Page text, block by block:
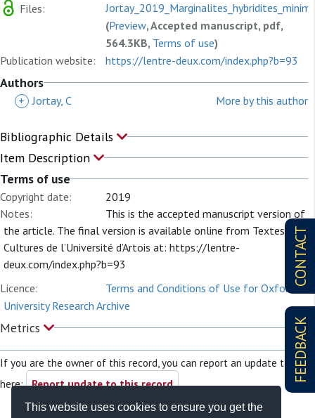
This website uses cookies to ensure you get the
CONTACT
FEEDBACK
Files:
(Preview, Accepted manuscript, pdf,
564.3KB, Terms of use)
Publication website:
https://lentre-deux.com/index.php?b=93
Authors
+ Jortay, C More by this author
Bibliographic Details
Item Description
Terms of use
Copyright date:
2019
Notes:
This is the accepted manuscript version of
the article. The final version is available online from Textes et
Cultures de l’Université d’Artois at: https://lentre-
deux.com/index.php?b=93
Licence:
Terms and Conditions of Use for Oxford
University Research Archive
Metrics
If you are the owner of this record, you can report an update to it
here: Report update to this record